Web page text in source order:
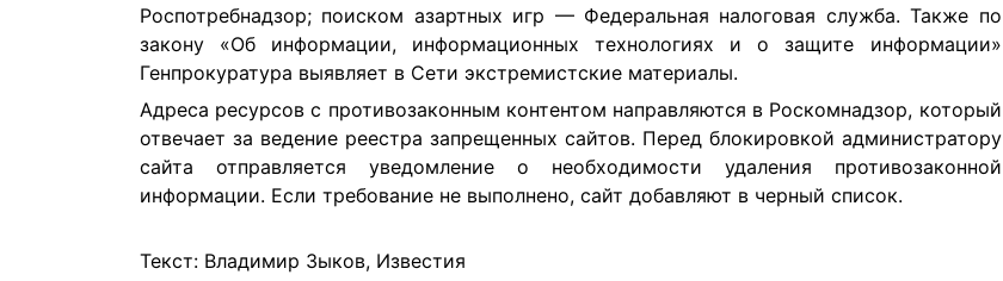
Роспотребнадзор; поиском азартных игр — Федеральная налоговая служба. Также по
закону «Об информации, информационных технологиях и о защите информации»
Генпрокуратура выявляет в Сети экстремистские материалы.
Адреса ресурсов с противозаконным контентом направляются в Роскомнадзор, который
отвечает за ведение реестра запрещенных сайтов. Перед блокировкой администратору
сайта отправляется уведомление о необходимости удаления противозаконной
информации. Если требование не выполнено, сайт добавляют в черный список.
Текст: Владимир Зыков, Известия